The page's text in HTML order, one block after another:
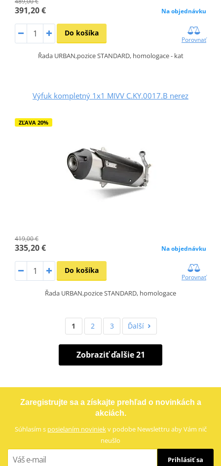
391,20 € Na objednávku
Do košíka
Porovnať
Řada URBAN,pozice STANDARD, homologace - kat
Výfuk kompletný 1x1 MIVV C.KY.0017.B nerez
ZĽAVA 20%
419,00 €
335,20 € Na objednávku
Do košíka
Porovnať
Řada URBAN,pozice STANDARD, homologace
1 2 3 Ďalší
Zobraziť ďalšie 21
Zaregistrujte sa a získajte prehľad o novinkách a
akciách.
Súhlasím s posielaním noviniekv podobe Newslettru aby Vám nič
neušlo
Prihlásiť sa